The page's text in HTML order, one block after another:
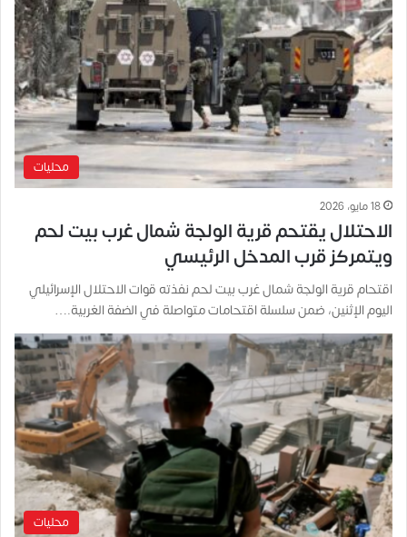
محليات
18 مايو، 2026
الاحتلال يقتحم قرية الولجة شمال غرب بيت لحم
ويتمركز قرب المدخل الرئيسي
اقتحام قرية الولجة شمال غرب بيت لحم نفذته قوات الاحتلال الإسرائيلي
اليوم الإثنين، ضمن سلسلة اقتحامات متواصلة في الضفة الغربية.…
محليات